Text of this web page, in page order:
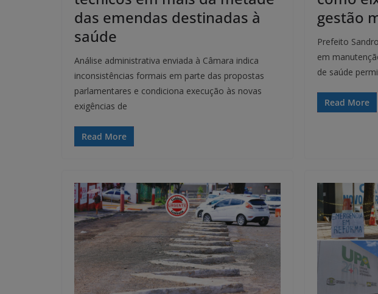
das emendas destinadas à
saúde
Análise administrativa enviada à Câmara indica
inconsistências formais em parte das propostas
parlamentares e condiciona execução às novas
exigências de
Read More
gestão
Prefeito
em
de saúde
Read More